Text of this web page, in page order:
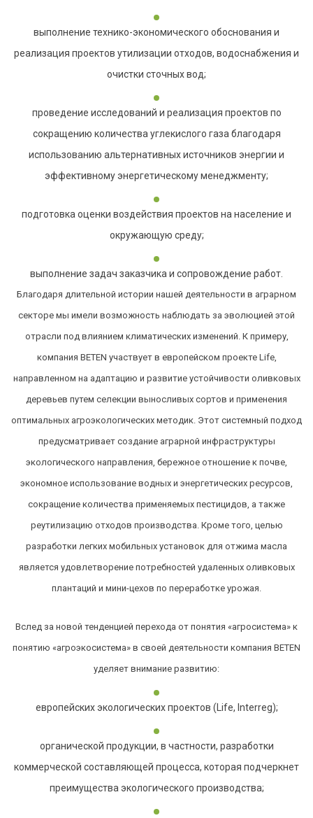
выполнение технико-экономического обоснования и
реализация проектов утилизации отходов, водоснабжения и
очистки сточных вод;
проведение исследований и реализация проектов по
сокращению количества углекислого газа благодаря
использованию альтернативных источников энергии и
эффективному энергетическому менеджменту;
подготовка оценки воздействия проектов на население и
окружающую среду;
выполнение задач заказчика и сопровождение работ.
Благодаря длительной истории нашей деятельности в аграрном
секторе мы имели возможность наблюдать за эволюцией этой
отрасли под влиянием климатических изменений. К примеру,
компания BETEN участвует в европейском проекте Life,
направленном на адаптацию и развитие устойчивости оливковых
деревьев путем селекции выносливых сортов и применения
оптимальных агроэкологических методик. Этот системный подход
предусматривает создание аграрной инфраструктуры
экологического направления, бережное отношение к почве,
экономное использование водных и энергетических ресурсов,
сокращение количества применяемых пестицидов, а также
реутилизацию отходов производства. Кроме того, целью
разработки легких мобильных установок для отжима масла
является удовлетворение потребностей удаленных оливковых
плантаций и мини-цехов по переработке урожая.
Вслед за новой тенденцией перехода от понятия «агросистема» к
понятию «агроэкосистема» в своей деятельности компания BETEN
уделяет внимание развитию:
европейских экологических проектов (Life, Interreg);
органической продукции, в частности, разработки
коммерческой составляющей процесса, которая подчеркнет
преимущества экологического производства;